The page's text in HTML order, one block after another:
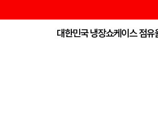
대한민국 냉장쇼케이스 점